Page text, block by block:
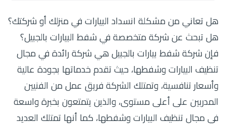
هل تعاني من مشكلة انسداد البيارات في منزلك أو شركتك؟
هل تبحث عن شركة متخصصة في شفط البيارات بالجبيل؟
فإن شركة شفط بيارات بالجبيل هي شركة رائدة في مجال
تنظيف البيارات وشفطها، حيث تقدم خدماتها بجودة عالية
وأسعار تنافسية، وتمتلك الشركة فريق عمل من الفنيين
المدربين على أعلى مستوى، والذين يتمتعون بخبرة واسعة
في مجال تنظيف البيارات وشفطها، كما أنها تمتلك العديد